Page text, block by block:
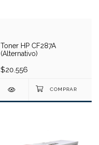
Toner HP CF287A
(Alternativo)
$20.556